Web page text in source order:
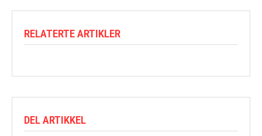
RELATERTE ARTIKLER
DEL ARTIKKEL